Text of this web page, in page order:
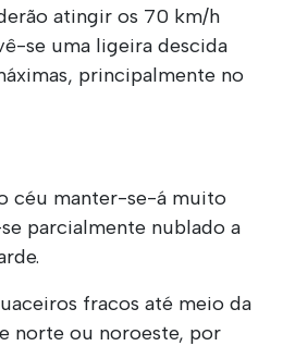
atingir os 70 km/h
se uma ligeira descida
principalmente no
céu manter-se-á muito
parcialmente nublado a
fracos até meio da
norte ou noroeste, por